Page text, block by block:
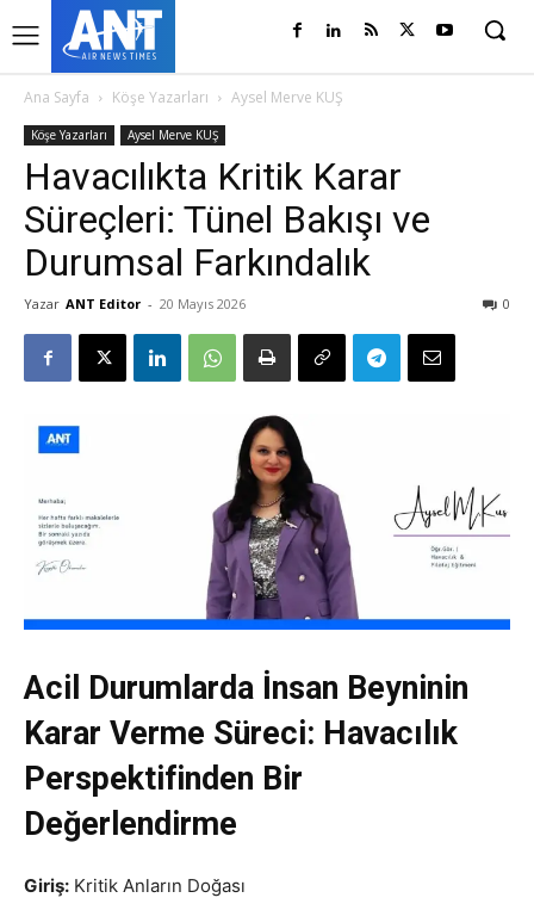
Ana Sayfa Köşe Yazarları Aysel Merve KUŞ
Köşe Yazarları Aysel Merve KUŞ
Havacılıkta Kritik Karar
Süreçleri: Tünel Bakışı ve
Durumsal Farkındalık
Yazar ANT Editor - 20 Mayıs 2026 0
Acil Durumlarda İnsan Beyninin
Karar Verme Süreci: Havacılık
Perspektifinden Bir
Değerlendirme
Giriş: Kritik Anların Doğası